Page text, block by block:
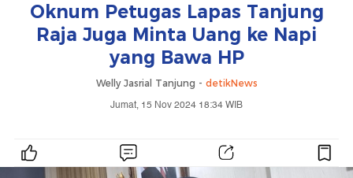
Oknum Petugas Lapas Tanjung
Raja Juga Minta Uang ke Napi
yang Bawa HP
Welly Jasrial Tanjung - detikNews
Jumat, 15 Nov 2024 18:34 WIB